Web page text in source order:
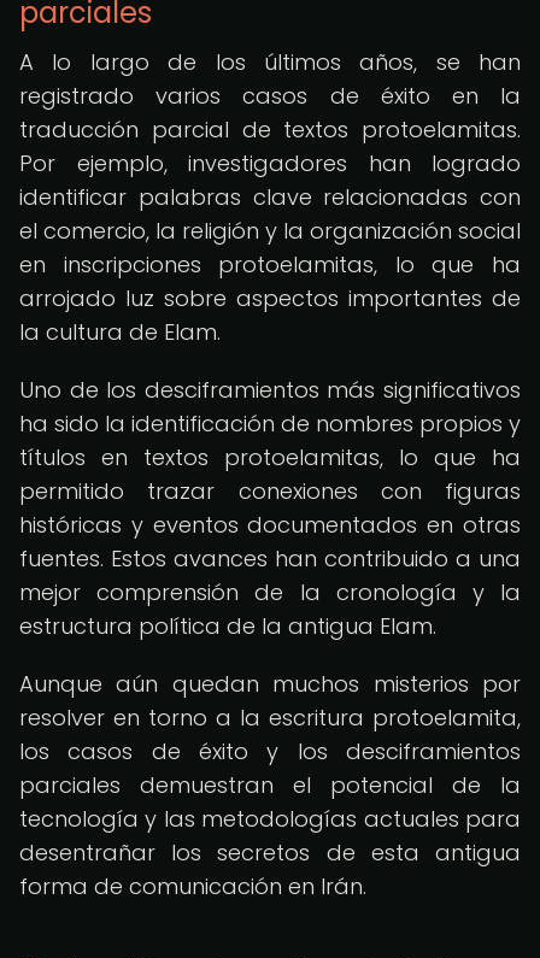
parciales
A lo largo de los últimos años, se han
registrado varios casos de éxito en la
traducción parcial de textos protoelamitas.
Por ejemplo, investigadores han logrado
identificar palabras clave relacionadas con
el comercio, la religión y la organización social
en inscripciones protoelamitas, lo que ha
arrojado luz sobre aspectos importantes de
la cultura de Elam.
Uno de los desciframientos más significativos
ha sido la identificación de nombres propios y
títulos en textos protoelamitas, lo que ha
permitido trazar conexiones con figuras
históricas y eventos documentados en otras
fuentes. Estos avances han contribuido a una
mejor comprensión de la cronología y la
estructura política de la antigua Elam.
Aunque aún quedan muchos misterios por
resolver en torno a la escritura protoelamita,
los casos de éxito y los desciframientos
parciales demuestran el potencial de la
tecnología y las metodologías actuales para
desentrañar los secretos de esta antigua
forma de comunicación en Irán.